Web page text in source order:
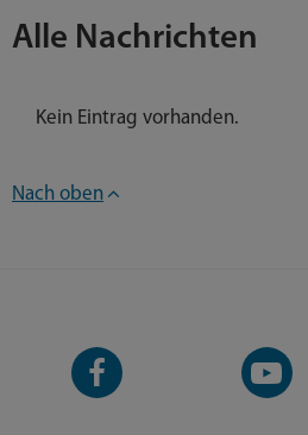
Alle Nachrichten
Kein Eintrag vorhanden.
Nach oben
Facebook-
Seite
YouTube-
Kanal